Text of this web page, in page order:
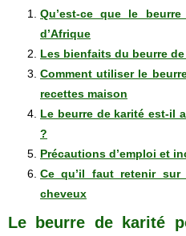
Qu’est-ce que le
d’Afrique
Les bienfaits du beurre
Comment utiliser le
recettes maison
Le beurre de karité est-il
?
Précautions d’emploi et
Ce qu’il faut retenir
cheveux
Le beurre de karité